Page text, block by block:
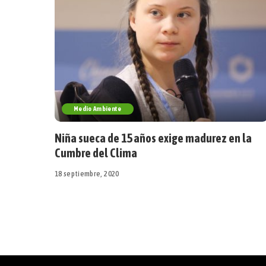
Medio Ambiente
Niña sueca de 15 años exige madurez en la
Cumbre del Clima
18 septiembre, 2020